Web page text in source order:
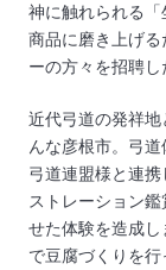
神に触れられる
商品に磨き上げ
ーの方々を招聘し
近代弓道の発祥
んな彦根市。弓
弓道連盟様と連
ストレーション
せた体験を造成
で豆腐づくりを